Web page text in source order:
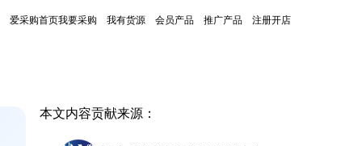
爱采购首页我要采购 我有货源 会员产品 推广产品 注册开店
本文内容贡献来源：